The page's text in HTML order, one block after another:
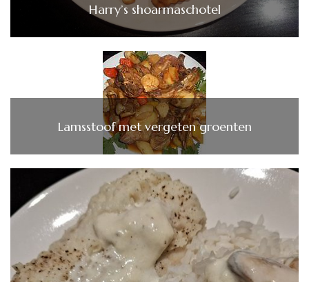
Harry’s shoarmaschotel
Lamsstoof met vergeten groenten